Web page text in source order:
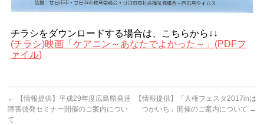
チラシをダウンロードする場合は、こちらから↓↓
(チラシ)映画「ケアニン～あなたでよかった～」(PDFフ
ァイル)
←
【情報提供】平成29年度広島県発達
障害啓発セミナー開催のご案内につい
て
【情報提供】「人権フェスタ2017inは
つかいち」開催のご案内について →